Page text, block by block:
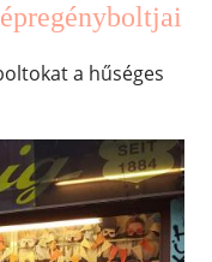
a hűséges